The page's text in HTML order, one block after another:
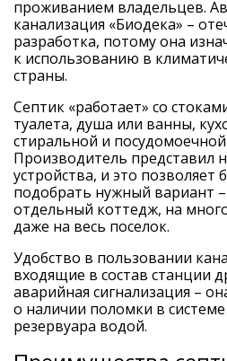
проживанием владельцев.
канализация «Биодека» –
разработка, потому она
к использованию в
страны.
Септик «работает» со
туалета, душа или ванны,
стиральной и
Производитель представил
устройства, и это позволяет
подобрать нужный вариант
отдельный коттедж, на
даже на весь поселок.
Удобство в пользовании
входящие в состав станции
аварийная сигнализация –
о наличии поломки в
резервуара водой.